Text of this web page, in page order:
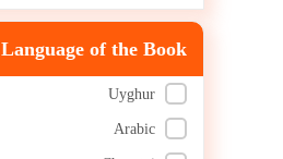
Zaynab Ghazali
D. Muhammad Qutb
Fatih Yakan
Ayzi al-Qarni
Language of the Book
Uyghur
Arabic